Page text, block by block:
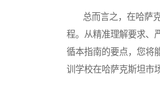
总而言之，在哈萨克
程。从精准理解要求、
循本指南的要点，您将
训学校在哈萨克斯坦市